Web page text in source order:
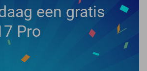
een gratis
Pro